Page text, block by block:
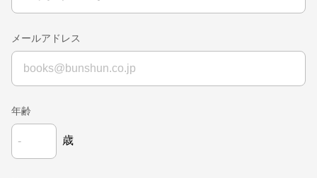
メールアドレス
年齢
歳